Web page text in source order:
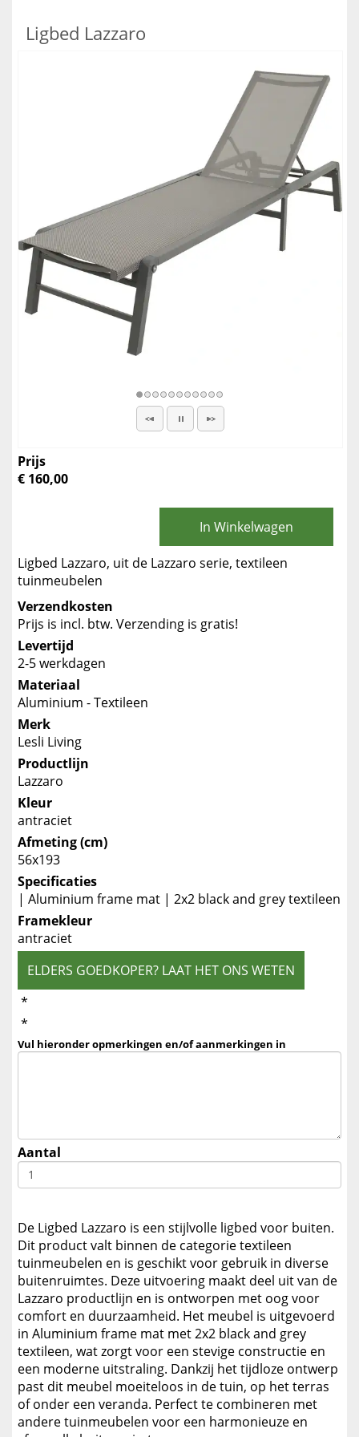
Ligbed Lazzaro
Prijs
€ 160,00
In Winkelwagen
Ligbed Lazzaro, uit de Lazzaro serie, textileen
tuinmeubelen
Verzendkosten
Prijs is incl. btw. Verzending is gratis!
Levertijd
2-5 werkdagen
Materiaal
Aluminium - Textileen
Merk
Lesli Living
Productlijn
Lazzaro
Kleur
antraciet
Afmeting (cm)
56x193
Specificaties
| Aluminium frame mat | 2x2 black and grey textileen
Framekleur
antraciet
ELDERS GOEDKOPER? LAAT HET ONS WETEN
*
*
Vul hieronder opmerkingen en/of aanmerkingen in
Aantal
De Ligbed Lazzaro is een stijlvolle ligbed voor buiten.
Dit product valt binnen de categorie textileen
tuinmeubelen en is geschikt voor gebruik in diverse
buitenruimtes. Deze uitvoering maakt deel uit van de
Lazzaro productlijn en is ontworpen met oog voor
comfort en duurzaamheid. Het meubel is uitgevoerd
in Aluminium frame mat met 2x2 black and grey
textileen, wat zorgt voor een stevige constructie en
een moderne uitstraling. Dankzij het tijdloze ontwerp
past dit meubel moeiteloos in de tuin, op het terras
of onder een veranda. Perfect te combineren met
andere tuinmeubelen voor een harmonieuze en